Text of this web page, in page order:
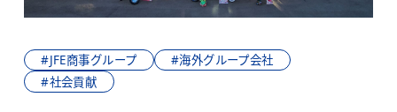
#JFE商事グループ
#海外グループ会社
#社会貢献